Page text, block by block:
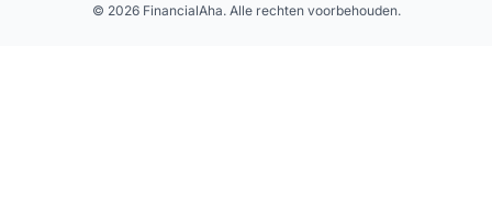
© 2026 FinancialAha. Alle rechten voorbehouden.